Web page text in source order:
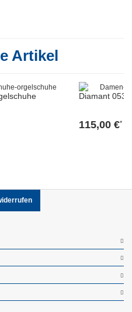
Artikel
Diamant
115,00 €*